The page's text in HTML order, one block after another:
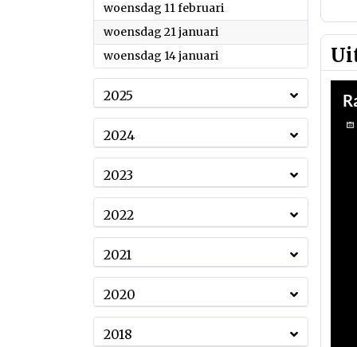
woensdag 11 februari
woensdag 21 januari
woensdag 14 januari
2025
2024
2023
2022
2021
2020
2018